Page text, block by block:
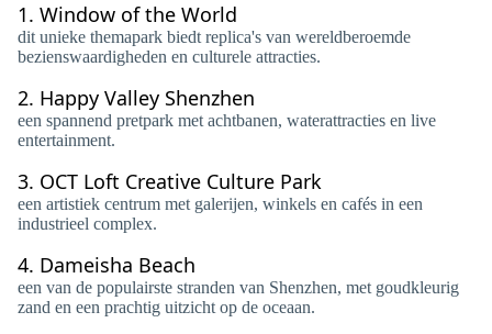
1. Window of the World
dit unieke themapark biedt replica's van wereldberoemde
bezienswaardigheden en culturele attracties.
2. Happy Valley Shenzhen
een spannend pretpark met achtbanen, waterattracties en live
entertainment.
3. OCT Loft Creative Culture Park
een artistiek centrum met galerijen, winkels en cafés in een
industrieel complex.
4. Dameisha Beach
een van de populairste stranden van Shenzhen, met goudkleurig
zand en een prachtig uitzicht op de oceaan.